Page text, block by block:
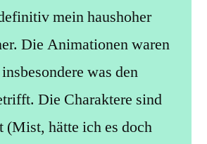
mein haushoher
Die Animationen waren
was den
Die Charaktere sind
(Mist, hätte ich es doch